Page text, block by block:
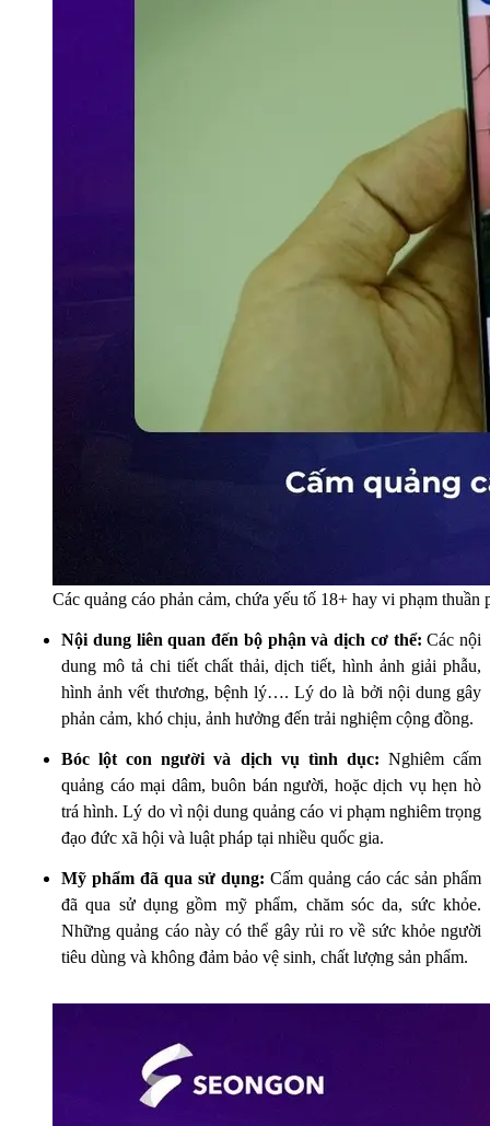
Các quảng cáo phản cảm, chứa yếu tố 18+ hay vi phạm thuần
Nội dung liên quan đến bộ phận và dịch cơ thể: Các nội
dung mô tả chi tiết chất thải, dịch tiết, hình ảnh giải phẫu,
hình ảnh vết thương, bệnh lý…. Lý do là bởi nội dung gây
phản cảm, khó chịu, ảnh hưởng đến trải nghiệm cộng đồng.
Bóc lột con người và dịch vụ tình dục: Nghiêm cấm
quảng cáo mại dâm, buôn bán người, hoặc dịch vụ hẹn hò
trá hình. Lý do vì nội dung quảng cáo vi phạm nghiêm trọng
đạo đức xã hội và luật pháp tại nhiều quốc gia.
Mỹ phẩm đã qua sử dụng: Cấm quảng cáo các sản phẩm
đã qua sử dụng gồm mỹ phẩm, chăm sóc da, sức khỏe.
Những quảng cáo này có thể gây rủi ro về sức khỏe người
tiêu dùng và không đảm bảo vệ sinh, chất lượng sản phẩm.